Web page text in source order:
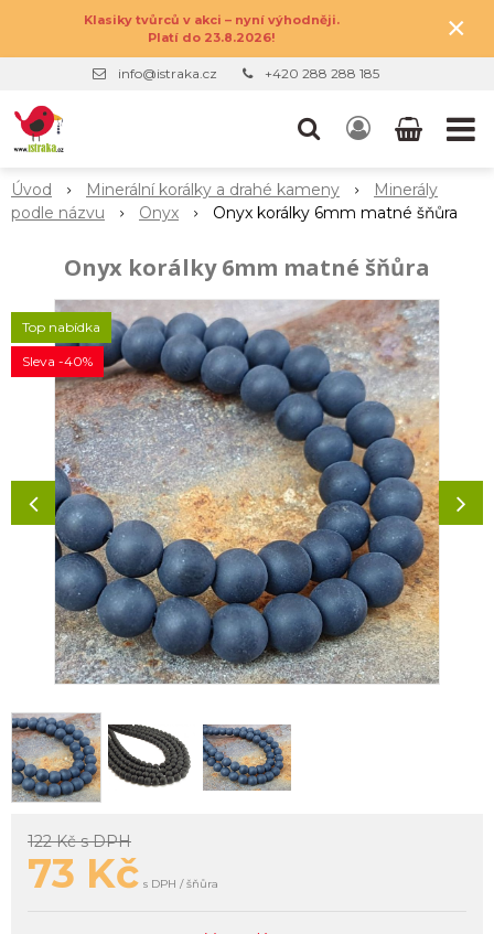
Klasiky tvůrců v akci – nyní výhodněji.
Platí do 23.8.2026!
×
info@istraka.cz +420 288 288 185
Úvod Minerální korálky a drahé kameny
Minerály
podle názvu
Onyx Onyx korálky 6mm matné šňůra
Onyx korálky 6mm matné šňůra
Top nabídka
Sleva -40%
122 Kčs DPH
73 Kč s DPH / šňůra